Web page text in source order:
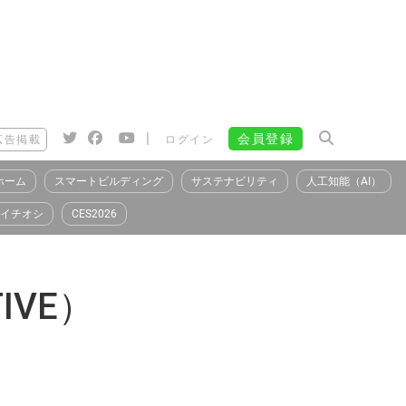
告掲載 | ログイン 会員登録
ーム スマートビルディング サステナビリティ 人工知能（AI）
イチオシ CES2026
）